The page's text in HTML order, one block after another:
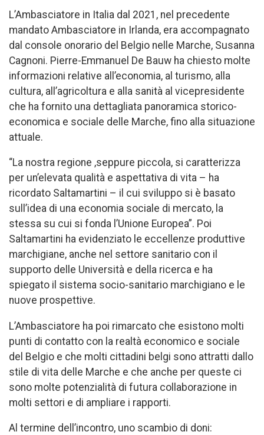
L’Ambasciatore in Italia dal 2021, nel precedente
mandato Ambasciatore in Irlanda, era accompagnato
dal console onorario del Belgio nelle Marche, Susanna
Cagnoni. Pierre-Emmanuel De Bauw ha chiesto molte
informazioni relative all’economia, al turismo, alla
cultura, all’agricoltura e alla sanità al vicepresidente
che ha fornito una dettagliata panoramica storico-
economica e sociale delle Marche, fino alla situazione
attuale.
“La nostra regione ,seppure piccola, si caratterizza
per un’elevata qualità e aspettativa di vita – ha
ricordato Saltamartini – il cui sviluppo si è basato
sull’idea di una economia sociale di mercato, la
stessa su cui si fonda l’Unione Europea”. Poi
Saltamartini ha evidenziato le eccellenze produttive
marchigiane, anche nel settore sanitario con il
supporto delle Università e della ricerca e ha
spiegato il sistema socio-sanitario marchigiano e le
nuove prospettive.
L’Ambasciatore ha poi rimarcato che esistono molti
punti di contatto con la realtà economico e sociale
del Belgio e che molti cittadini belgi sono attratti dallo
stile di vita delle Marche e che anche per queste ci
sono molte potenzialità di futura collaborazione in
molti settori e di ampliare i rapporti.
Al termine dell’incontro, uno scambio di doni: